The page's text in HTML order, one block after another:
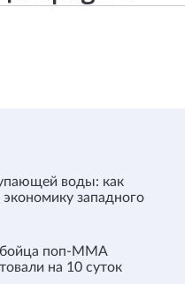
воды: как
западного
бойца поп-ММА
на 10 суток